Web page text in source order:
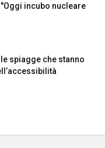
incubo nucleare
spiagge che stanno